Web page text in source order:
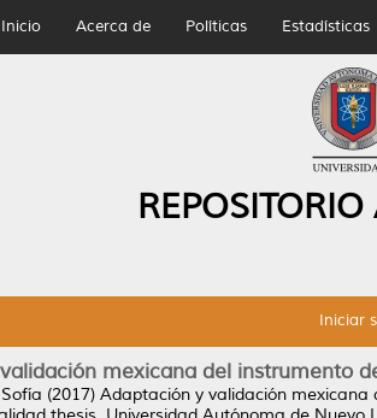
Inicio Acerca de Políticas Estadísticas
Iniciar
mexicana del instrumento
(2017) Adaptación y validación